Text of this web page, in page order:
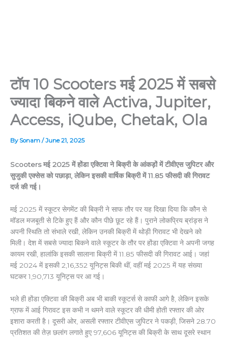
टॉप 10 Scooters मई 2025 में सबसे
ज्यादा बिकने वाले Activa, Jupiter,
Access, iQube, Chetak, Ola
By Sonam /June 21, 2025
Scooters मई 2025 में होंडा एक्टिवा ने बिक्री के आंकड़ों में टीवीएस जुपिटर और
सुजुकी एक्सेस को पछाड़ा, लेकिन इसकी वार्षिक बिक्री में 11.85 फीसदी की गिरावट
दर्ज की गई।
मई 2025 में स्कूटर सेगमेंट की बिक्री ने साफ तौर पर यह दिखा दिया कि कौन से
मॉडल मजबूती से टिके हुए हैं और कौन पीछे छूट रहे हैं। पुराने लोकप्रिय ब्रांड्स ने
अपनी स्थिति तो संभाले रखी, लेकिन उनकी बिक्री में थोड़ी गिरावट भी देखने को
मिली। देश में सबसे ज्यादा बिकने वाले स्कूटर के तौर पर होंडा एक्टिवा ने अपनी जगह
कायम रखी, हालांकि इसकी सालाना बिक्री में 11.85 फीसदी की गिरावट आई। जहां
मई 2024 में इसकी 2,16,352 यूनिट्स बिकी थीं, वहीं मई 2025 में यह संख्या
घटकर 1,90,713 यूनिट्स पर आ गई।
भले ही होंडा एक्टिवा की बिक्री अब भी बाकी स्कूटर्स से काफी आगे है, लेकिन इसके
ग्राफ में आई गिरावट इस कभी न थमने वाले स्कूटर की धीमी होती रफ्तार की ओर
इशारा करती है। दूसरी ओर, असली रफ्तार टीवीएस जुपिटर ने पकड़ी, जिसने 28.70
प्रतिशत की तेज़ छलांग लगाते हुए 97,606 यूनिट्स की बिक्री के साथ दूसरे स्थान